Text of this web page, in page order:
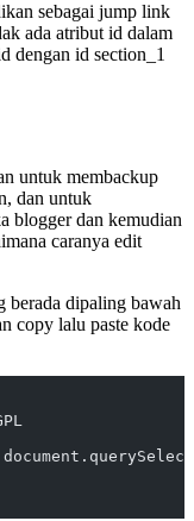
sebagai jump link
ada atribut id dalam
dengan id section_1
untuk membackup
dan untuk
blogger dan kemudian
caranya edit
berada dipaling bawah
copy lalu paste kode